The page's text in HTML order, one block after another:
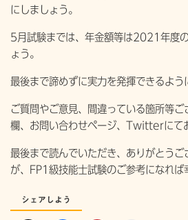
にしましょう。
5月試験までは、年金額等は2021年度
ょう。
最後まで諦めずに実力を発揮できるよう
ご質問やご意見、間違っている箇所等
欄、お問い合わせページ、Twitterにて
最後まで読んでいただき、ありがとうご
が、FP1級技能士試験のご参考になれば
シェアしよう